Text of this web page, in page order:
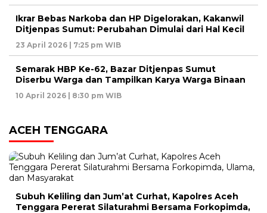
Ikrar Bebas Narkoba dan HP Digelorakan, Kakanwil
Ditjenpas Sumut: Perubahan Dimulai dari Hal Kecil
23 April 2026 | 7:25 pm WIB
Semarak HBP Ke-62, Bazar Ditjenpas Sumut
Diserbu Warga dan Tampilkan Karya Warga Binaan
10 April 2026 | 8:30 pm WIB
ACEH TENGGARA
Subuh Keliling dan Jum’at Curhat, Kapolres Aceh
Tenggara Pererat Silaturahmi Bersama Forkopimda,